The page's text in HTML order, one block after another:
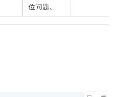
位问题。